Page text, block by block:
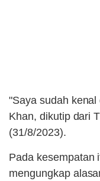
"Saya sudah
Khan, dikutip dari
(31/8/2023).
Pada kesempatan
mengungkap